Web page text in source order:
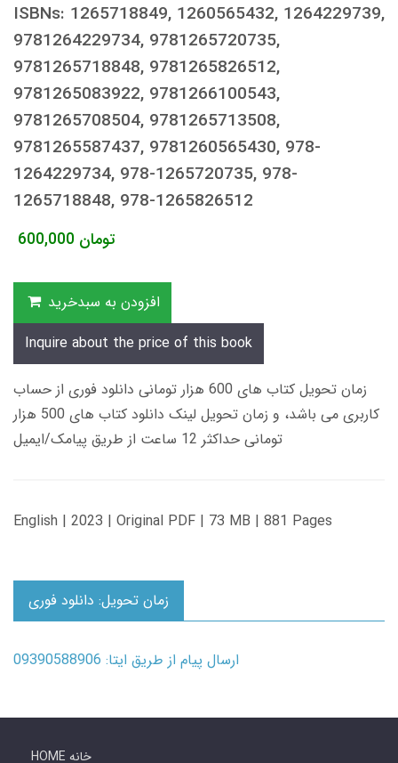
ISBNs: 1265718849, 1260565432, 1264229739,
9781264229734, 9781265720735,
9781265718848, 9781265826512,
9781265083922, 9781266100543,
9781265708504, 9781265713508,
9781265587437, 9781260565430, 978-
1264229734, 978-1265720735, 978-
1265718848, 978-1265826512
600,000 تومان
افزودن به سبدخرید
Inquire about the price of this book
زمان تحویل کتاب های 600 هزار تومانی دانلود فوری از حساب
کاربری می باشد، و زمان تحویل لینک دانلود کتاب های 500 هزار
تومانی حداکثر 12 ساعت از طریق پیامک/ایمیل
English | 2023 | Original PDF | 73 MB | 881 Pages
زمان تحویل: دانلود فوری
ارسال پیام از طریق ایتا: 09390588906
HOME خانه